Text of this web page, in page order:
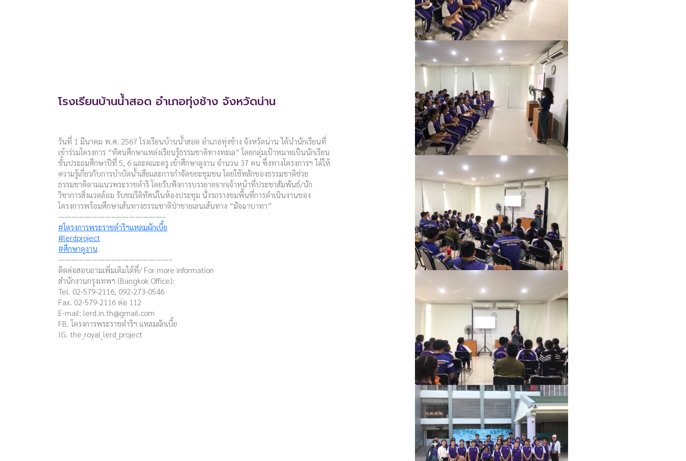
โรงเรียนบ้านน้ำสอด อำเภอทุ่งช้าง จังหวัดน่าน
วันที่ 1 มีนาคม พ.ศ. 2567 โรงเรียนบ้านน้ำสอด อำเภอทุ่งช้าง จังหวัดน่าน ได้นำนักเรียนที่
เข้าร่วมโครงการ “ทัศนศึกษาแหล่งเรียนรู้ธรรมชาติทางทะเล” โดยกลุ่มเป้าหมายเป็นนักเรียน
ชั้นประถมศึกษาปีที่ 5, 6 และคณะครู เข้าศึกษาดูงาน จำนวน 37 คน ซึ่งทางโครงการฯ ได้ให้
ความรู้เกี่ยวกับการบำบัดน้ำเสียและการกำจัดขยะชุมชน โดยใช้หลักของธรรมชาติช่วย
ธรรมชาติตามแนวพระราชดำริ โดยรับฟังการบรรยายจากเจ้าหน้าที่ประชาสัมพันธ์/นัก
วิชาการสิ่งแวดล้อม รับชมวีดิทัศน์ในห้องประชุม นั่งรถรางชมพื้นที่การดำเนินงานของ
โครงการพร้อมศึกษาเส้นทางธรรมชาติป่าชายเลนเส้นทาง “มัจฉาบาทา”
————————–———————–
#โครงการพระราชดำริฯแหลมผักเบี้ย
#lerdproject
#ศึกษาดูงาน
————————–————————–
ติดต่อสอบถามเพิ่มเติมได้ที่/ For more information
สำนักงานกรุงเทพฯ (Bangkok Office):
Tel. 02-579-2116, 092-273-0546
Fax. 02-579-2116 ต่อ 112
E-mail: lerd.in.th@gmail.com
FB. โครงการพระราชดำริฯ แหลมผักเบี้ย
IG. the_royal_lerd_project